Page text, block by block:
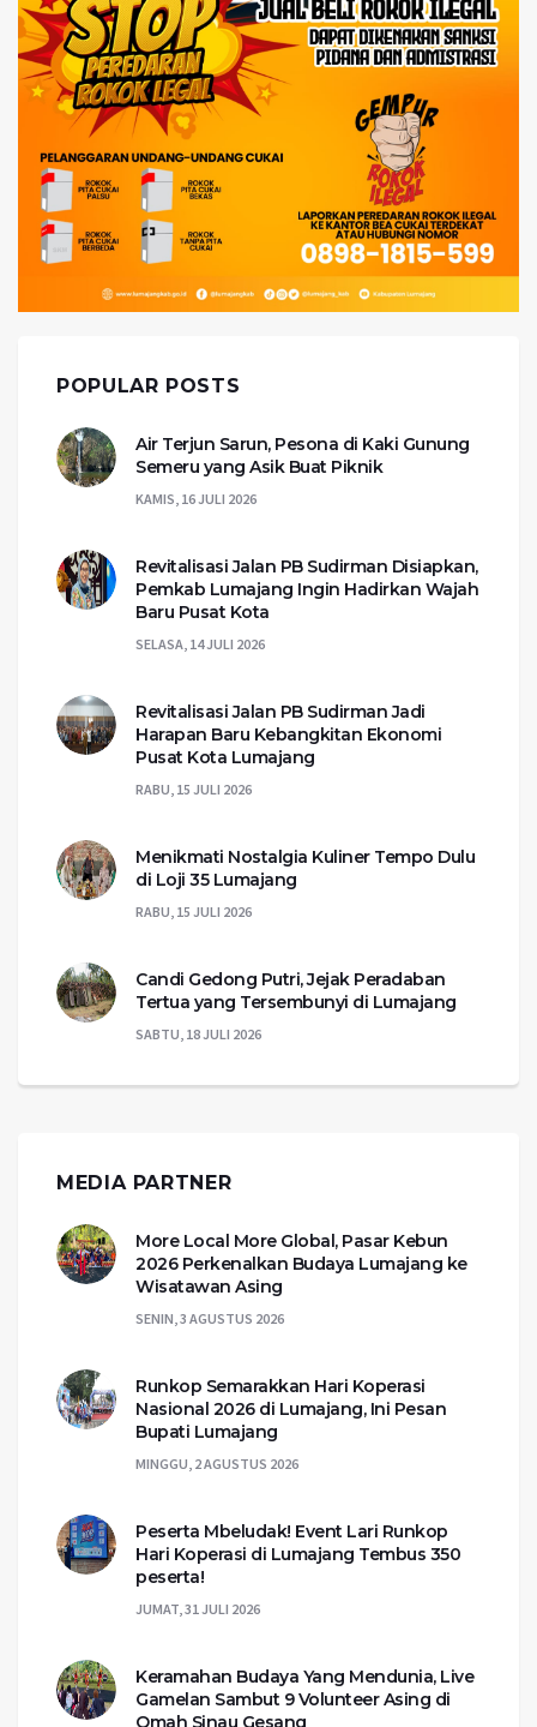
POPULAR POSTS
Air Terjun Sarun, Pesona di Kaki Gunung
Semeru yang Asik Buat Piknik
KAMIS, 16 JULI 2026
Revitalisasi Jalan PB Sudirman Disiapkan,
Pemkab Lumajang Ingin Hadirkan Wajah
Baru Pusat Kota
SELASA, 14 JULI 2026
Revitalisasi Jalan PB Sudirman Jadi
Harapan Baru Kebangkitan Ekonomi
Pusat Kota Lumajang
RABU, 15 JULI 2026
Menikmati Nostalgia Kuliner Tempo Dulu
di Loji 35 Lumajang
RABU, 15 JULI 2026
Candi Gedong Putri, Jejak Peradaban
Tertua yang Tersembunyi di Lumajang
SABTU, 18 JULI 2026
MEDIA PARTNER
More Local More Global, Pasar Kebun
2026 Perkenalkan Budaya Lumajang ke
Wisatawan Asing
SENIN, 3 AGUSTUS 2026
Runkop Semarakkan Hari Koperasi
Nasional 2026 di Lumajang, Ini Pesan
Bupati Lumajang
MINGGU, 2 AGUSTUS 2026
Peserta Mbeludak! Event Lari Runkop
Hari Koperasi di Lumajang Tembus 350
peserta!
JUMAT, 31 JULI 2026
Keramahan Budaya Yang Mendunia, Live
Gamelan Sambut 9 Volunteer Asing di